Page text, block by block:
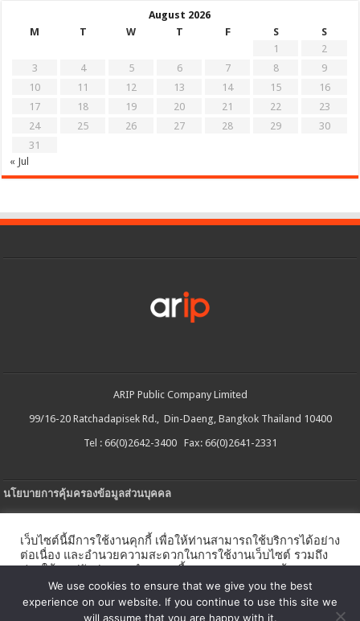
August 2026
M
T W T F S
S
1
2
3
4 5 6 7 8
9
10
11 12 13 14 15
16
17
18 19 20 21 22
23
24
25 26 27 28 29
30
31
« Jul
ARIP Public Company Limited
99/16-20 Ratchadapisek Rd., Din-Daeng, Bangkok Thailand 10400
Tel : 66(0)2642-3400 Fax: 66(0)2641-2331
นโยบายการคุ้มครองข้อมูลส่วนบุคคล
นโยบายการใช้คกกี้
นโยบายความปลอดภัยของข้อมูลสารสนเทศ
เว็บไซต์นี้มีการใช้งานคุกกี้ เพื่อให้ท่านสามารถใช้บริการได้อย่าง
ต่อเนื่อง และอำนวยความสะดวกในการใช้งานเว็บไซต์ รวมถึง
ช่วยให้เราปรับปรุงการนำเสนอเนื้อหาตรงตามความต้องการ
ของท่าน โดยสามารถศึกษารายละเอียดเพิ่มเติมได้ใน นโยบาย
คุกกี้
We use cookies to ensure that we give you the best
experience on our website. If you continue to use this site we
will assume that you are happy with it.